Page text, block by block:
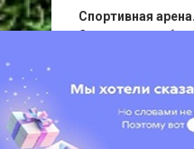
Спортивная арена.
Спортивные
публикуем
теннисе. Также
видах спорта.